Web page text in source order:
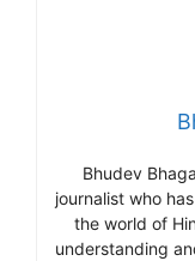
Bhudev
journalist who
the world of
understanding